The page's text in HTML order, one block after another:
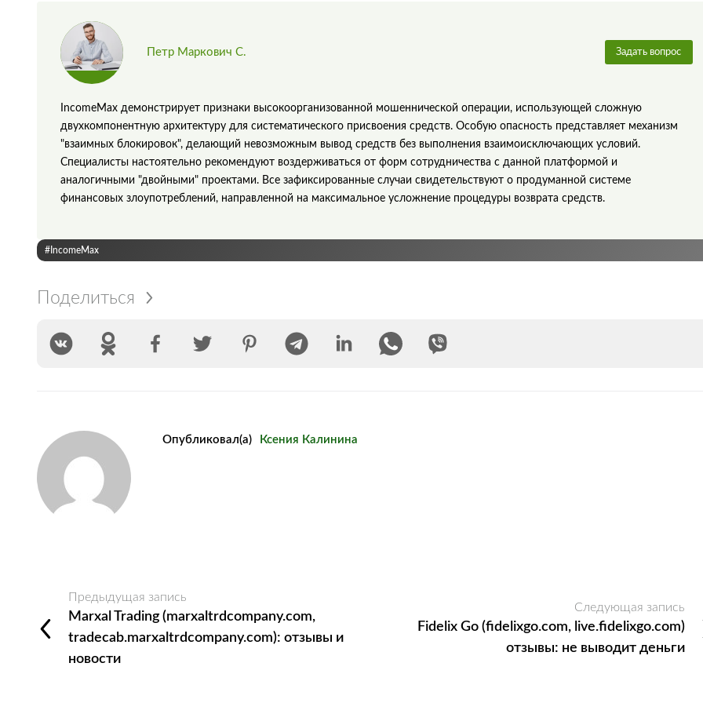
Петр Маркович С. Задать вопрос
IncomeMax демонстрирует признаки высокоорганизованной мошеннической операции, использующей сложную
двухкомпонентную архитектуру для систематического присвоения средств. Особую опасность представляет механизм
"взаимных блокировок", делающий невозможным вывод средств без выполнения взаимоисключающих условий.
Специалисты настоятельно рекомендуют воздерживаться от форм сотрудничества с данной платформой и
аналогичными "двойными" проектами. Все зафиксированные случаи свидетельствуют о продуманной системе
финансовых злоупотреблений, направленной на максимальное усложнение процедуры возврата средств.
#IncomeMax
Поделиться
Опубликовал(а) Ксения Калинина
Предыдущая запись
Marxal Trading (marxaltrdcompany.com,
tradecab.marxaltrdcompany.com): отзывы и
новости
Следующая запись
Fidelix Go (fidelixgo.com, live.fidelixgo.com)
отзывы: не выводит деньги